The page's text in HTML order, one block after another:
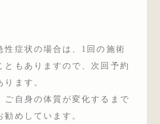
性症状の場合は、1回の施術
ともありますので、次回予約
ります。
ご自身の体質が変化するまで
めしています。